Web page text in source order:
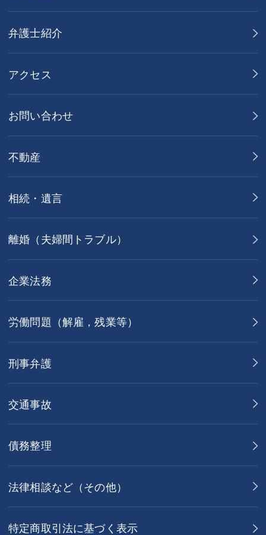
弁護士紹介
アクセス
お問い合わせ
不動産
相続・遺言
離婚（夫婦間トラブル）
企業法務
労働問題（解雇，残業等）
刑事弁護
交通事故
債務整理
法律相談など（その他）
特定商取引法に基づく表示